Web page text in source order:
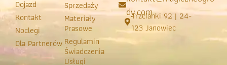
Dojazd
Kontakt
Noclegi
Dla Partnerów
Sprzedaży
Materiały
Prasowe
Regulamin
Świadczenia
Usługi
dy.com
Trzcianki 92 | 24-
123 Janowiec